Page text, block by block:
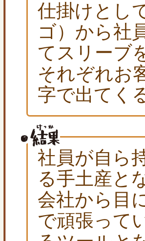
仕掛けとし
ゴ）から社
てスリーブ
それぞれお
字で出てく
社員が自ら
る手土産と
会社から目
で頑張って